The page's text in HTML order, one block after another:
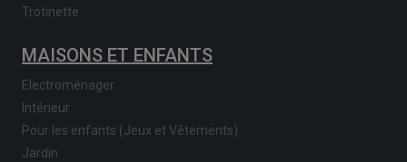
Trotinette
MAISONS ET ENFANTS
Electroménager
Intérieur
Pour les enfants (Jeux et Vêtements)
Jardin